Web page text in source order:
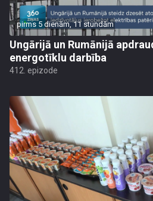
pirms 5 dienām, 11 stundām
Ungārijā un Rumānijā
energotīklu darbība
412. epizode